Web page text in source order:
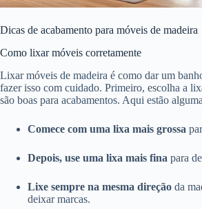
Dicas de acabamento para móveis de madeira
Como lixar móveis corretamente
Lixar móveis de madeira é como dar um
fazer isso com cuidado. Primeiro, escolha a
são boas para acabamentos. Aqui estão
Comece com uma lixa mais grossa
Depois, use uma lixa mais fina para
Lixe sempre na mesma direção da
deixar marcas.